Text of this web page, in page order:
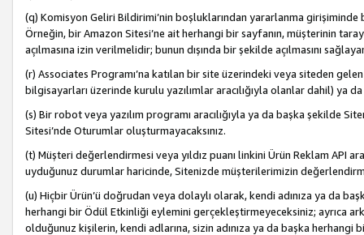
(q) Komisyon Geliri Bildirimi’nin boşluklarından yararlanma
Örneğin, bir Amazon Sitesi’ne ait herhangi bir sayfanın, müşterinin
açılmasına izin verilmelidir; bunun dışında bir şekilde açılmasını
(r) Associates Programı’na katılan bir site üzerindeki veya siteden
bilgisayarları üzerinde kurulu yazılımlar aracılığıyla olanlar dahil) ya
(s) Bir robot veya yazılım programı aracılığıyla ya da başka şekilde
Sitesi’nde Oturumlar oluşturmayacaksınız.
(t) Müşteri değerlendirmesi veya yıldız puanı linkini Ürün Reklam API
uyduğunuz durumlar haricinde, Sitenizde müşterilerimizin
(u) Hiçbir Ürün’ü doğrudan veya dolaylı olarak, kendi adınıza ya da
herhangi bir Ödül Etkinliği eylemini gerçekleştirmeyeceksiniz; ayrıca
olduğunuz kişilerin, kendi adlarına, sizin adınıza ya da başka herhangi